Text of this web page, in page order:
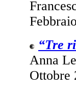
“Tre
Anna
Ottobre